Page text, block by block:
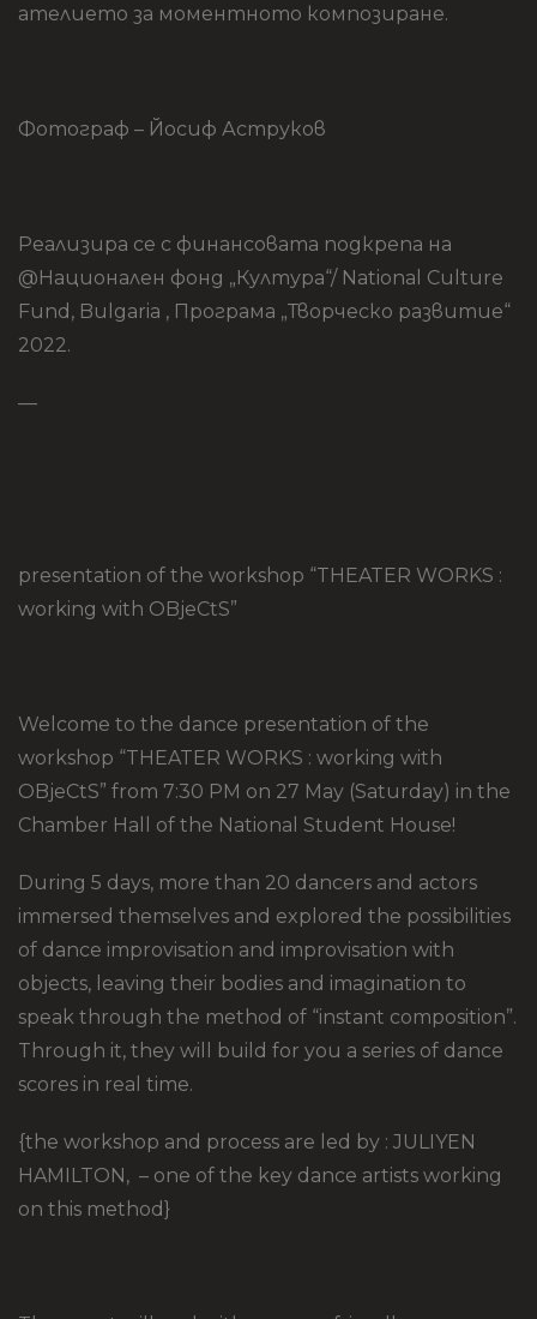
ателието за моментното композиране.
Фотограф – Йосиф Аструков
Реализира се с финансовата подкрепа на
@Национален фонд „Култура“/ National Culture
Fund, Bulgaria , Програма „Творческо развитие“
2022.
—
presentation of the workshop “THEATER WORKS :
working with OBjeCtS”
Welcome to the dance presentation of the
workshop “THEATER WORKS : working with
OBjeCtS” from 7:30 PM on 27 May (Saturday) in the
Chamber Hall of the National Student House!
During 5 days, more than 20 dancers and actors
immersed themselves and explored the possibilities
of dance improvisation and improvisation with
objects, leaving their bodies and imagination to
speak through the method of “instant composition”.
Through it, they will build for you a series of dance
scores in real time.
{the workshop and process are led by : JULIYEN
HAMILTON, – one of the key dance artists working
on this method}